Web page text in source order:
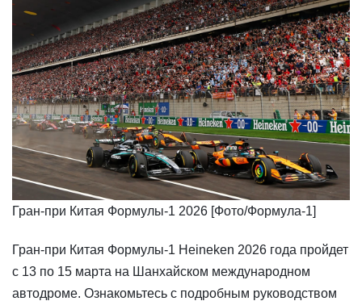
​​Гран-при Китая Формулы-1 2026 [Фото/Формула-1]
Гран-при Китая Формулы-1 Heineken 2026 года пройдет
с 13 по 15 марта на Шанхайском международном
автодроме. Ознакомьтесь с подробным руководством